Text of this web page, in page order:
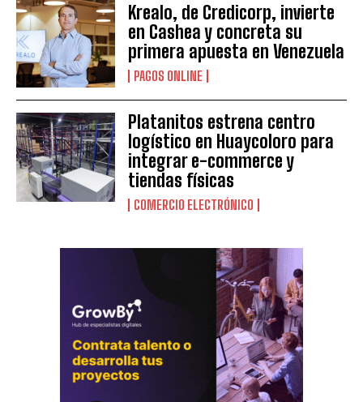
Krealo, de Credicorp, invierte
en Cashea y concreta su
primera apuesta en Venezuela
PAGOS ONLINE
Platanitos estrena centro
logístico en Huaycoloro para
integrar e-commerce y
tiendas físicas
COMERCIO ELECTRÓNICO